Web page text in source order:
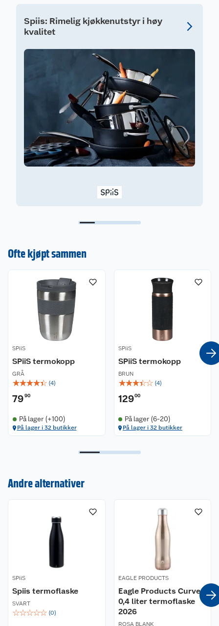
Spiis: Rimelig kjøkkenutstyr i høy
kvalitet
Ofte kjøpt sammen
SPiiS
SPiiS termokopp
GRÅ
☆☆☆☆☆ (4)
7990
På lager (+100)
På lager i 32 butikker
SPiiS
SPiiS termokopp
BRUN
☆☆☆☆☆ (4)
12900
På lager (6-20)
På lager i 32 butikker
Andre alternativer
SPiiS
Spiis termoflaske
SVART
☆☆☆☆☆ (0)
EAGLE PRODUCTS
Eagle Products Curve
0,4 liter termoflaske
2026
ROSA BLANK
Om oss
Våre merkevarer
Coop kjeder
Ledige stillinger
Kontakt oss
Angre- og returrett
Ofte stilte spørsmål
Betalingsalternativer
Leveringsalternativer
Åpent kjøp